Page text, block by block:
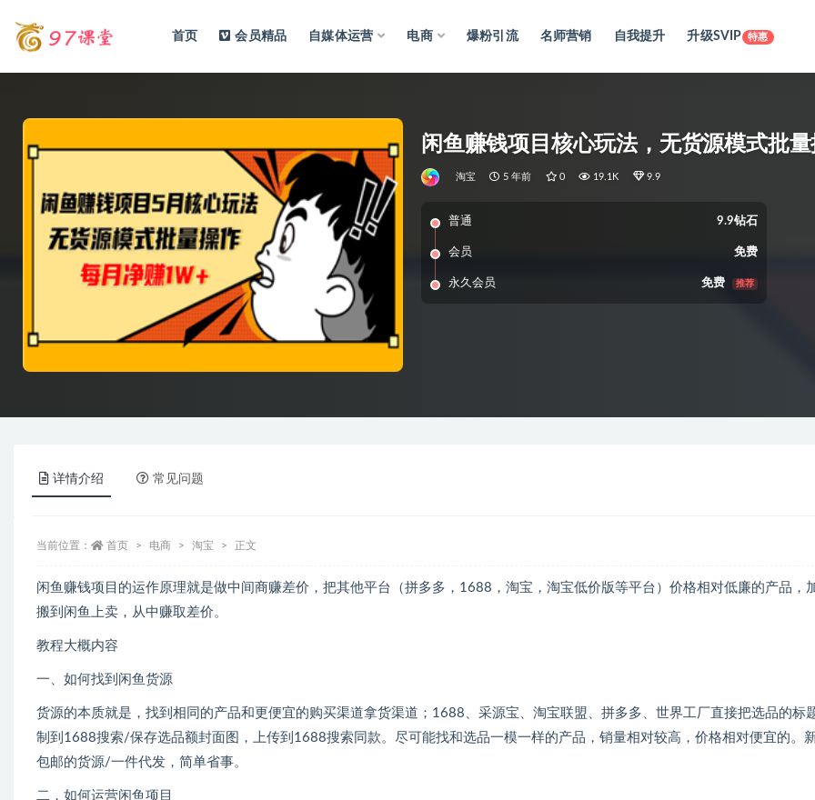
首页 会员精品 自媒体运营 电商 爆粉引流 名师营销 自我提升 升级SVIP 特惠
闲鱼赚钱项目核心玩法，无货源模式批
淘宝 5 年前 0 19.1K 9.9
普通 9.9钻石
会员 免费
永久会员 免费 推荐
详情介绍 常见问题
当前位置： 首页 电商 淘宝 正文
闲鱼赚钱项目的运作原理就是做中间商赚差价，把其他平台（拼多多，1688，淘宝，淘宝低价版等平台）价格相对低廉的产品，
搬到闲鱼上卖，从中赚取差价。
教程大概内容
一、如何找到闲鱼货源
货源的本质就是，找到相同的产品和更便宜的购买渠道拿货渠道；1688、采源宝、淘宝联盟、拼多多、世界工厂直接把选品的标
制到1688搜索/保存选品额封面图，上传到1688搜索同款。尽可能找和选品一模一样的产品，销量相对较高，价格相对便宜的。
包邮的货源/一件代发，简单省事。
二，如何运营闲鱼项目